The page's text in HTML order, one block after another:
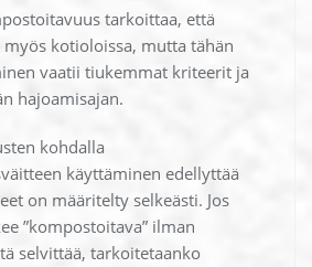
tarkoittaa, että
kotioloissa, mutta tähän
vaatii tiukemmat kriteerit ja
hajoamisajan.
kohdalla
käyttäminen edellyttää
on määritelty selkeästi. Jos
”kompostoitava” ilman
selvittää, tarkoitetaanko